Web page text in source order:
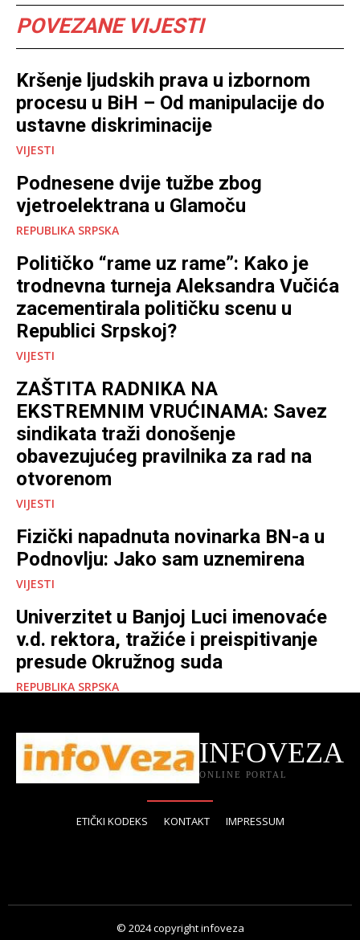
POVEZANE VIJESTI
Kršenje ljudskih prava u izbornom
procesu u BiH – Od manipulacije do
ustavne diskriminacije
VIJESTI
Podnesene dvije tužbe zbog
vjetroelektrana u Glamoču
REPUBLIKA SRPSKA
Političko “rame uz rame”: Kako je
trodnevna turneja Aleksandra Vučića
zacementirala političku scenu u
Republici Srpskoj?
VIJESTI
ZAŠTITA RADNIKA NA
EKSTREMNIM VRUĆINAMA: Savez
sindikata traži donošenje
obavezujućeg pravilnika za rad na
otvorenom
VIJESTI
Fizički napadnuta novinarka BN-a u
Podnovlju: Jako sam uznemirena
VIJESTI
Univerzitet u Banjoj Luci imenovaće
v.d. rektora, tražiće i preispitivanje
presude Okružnog suda
REPUBLIKA SRPSKA
INFOVEZA
ONLINE PORTAL
ETIČKI KODEKS KONTAKT IMPRESSUM
© 2024 copyright infoveza